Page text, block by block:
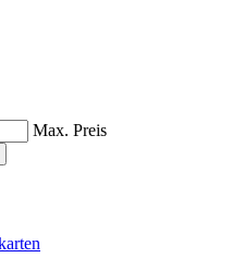
Max. Preis